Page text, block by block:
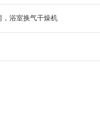
，浴室换气干燥机